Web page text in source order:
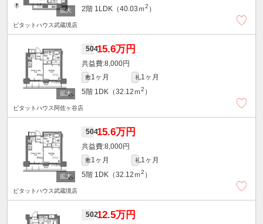
2階 1LDK（40.03ｍ2 ）
ピタットハウス武蔵境店
50415.6万円
8,000円
敷1ヶ月 礼1ヶ月
5階 1DK（32.12ｍ2 ）
ピタットハウス阿佐ヶ谷店
50415.6万円
8,000円
敷1ヶ月 礼1ヶ月
5階 1DK（32.12ｍ2 ）
ピタットハウス武蔵境店
50212.5万円